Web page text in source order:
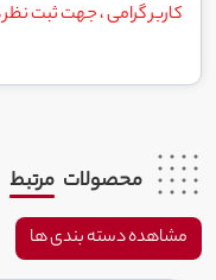
کاربر گرامی ، جهت ثبت
محصولات مرتبط
مشاهده دسته بندی ها